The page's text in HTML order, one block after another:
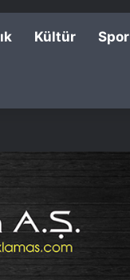
Kültür Spor